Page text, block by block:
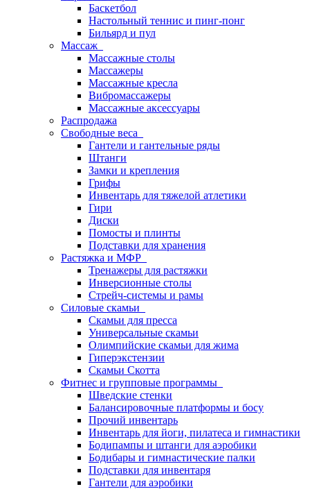
Баскетбол
Настольный теннис и пинг-понг
Бильярд и пул
Массаж
Массажные столы
Массажеры
Массажные кресла
Вибромассажеры
Массажные аксессуары
Распродажа
Свободные веса
Гантели и гантельные ряды
Штанги
Замки и крепления
Грифы
Инвентарь для тяжелой атлетики
Гири
Диски
Помосты и плинты
Подставки для хранения
Растяжка и МФР
Тренажеры для растяжки
Инверсионные столы
Стрейч-системы и рамы
Силовые скамьи
Скамьи для пресса
Универсальные скамьи
Олимпийские скамьи для жима
Гиперэкстензии
Скамьи Скотта
Фитнес и групповые программы
Шведские стенки
Балансировочные платформы и босу
Прочий инвентарь
Инвентарь для йоги, пилатеса и гимнастики
Бодипампы и штанги для аэробики
Бодибары и гимнастические палки
Подставки для инвентаря
Гантели для аэробики